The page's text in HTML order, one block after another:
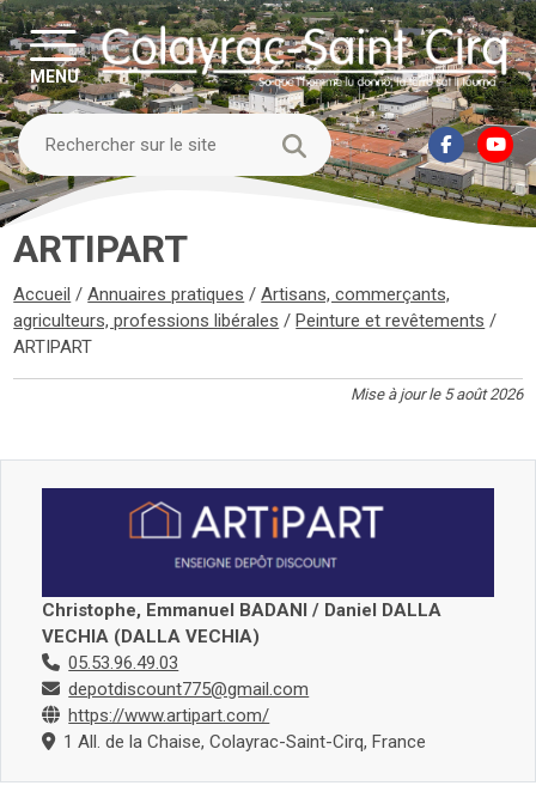
MENU
ARTIPART
Accueil /Annuaires pratiques /Artisans, commerçants,
agriculteurs, professions libérales /Peinture et revêtements /
ARTIPART
Mise à jour le 5 août 2026
Christophe, Emmanuel BADANI / Daniel DALLA
VECHIA (DALLA VECHIA)
05.53.96.49.03
depotdiscount775@gmail.com
https://www.artipart.com/
1 All. de la Chaise, Colayrac-Saint-Cirq, France